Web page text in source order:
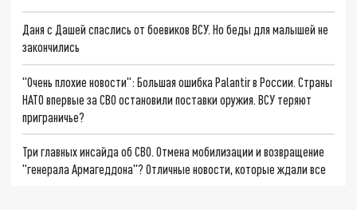
Даня с Дашей спаслись от боевиков ВСУ. Но беды для малышей не
закончились
"Очень плохие новости": Большая ошибка Palantir в России. Страны
НАТО впервые за СВО остановили поставки оружия. ВСУ теряют
приграничье?
Три главных инсайда об СВО. Отмена мобилизации и возвращение
"генерала Армагеддона"? Отличные новости, которые ждали все